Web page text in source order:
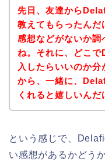
先日、友達から
教えてもらったんだ
感想などがないか調
ね。それに、どこ
入したらいいのか
から、一緒に、
くれると嬉しいん
という感じで、
い感想があるかどう